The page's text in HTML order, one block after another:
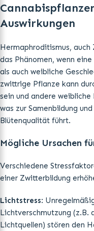
Auswirkungen
Hermaphroditismus,
das Phänomen, wenn
als auch weibliche
zwittrige Pflanze kann
sein und andere
was zur Samenbildung
Blütenqualität führt.
Mögliche Ursachen
Verschiedene
einer Zwitterbildung
Lichtstress:
Lichtverschmutzung (z.B.
Lichtquellen) stören den